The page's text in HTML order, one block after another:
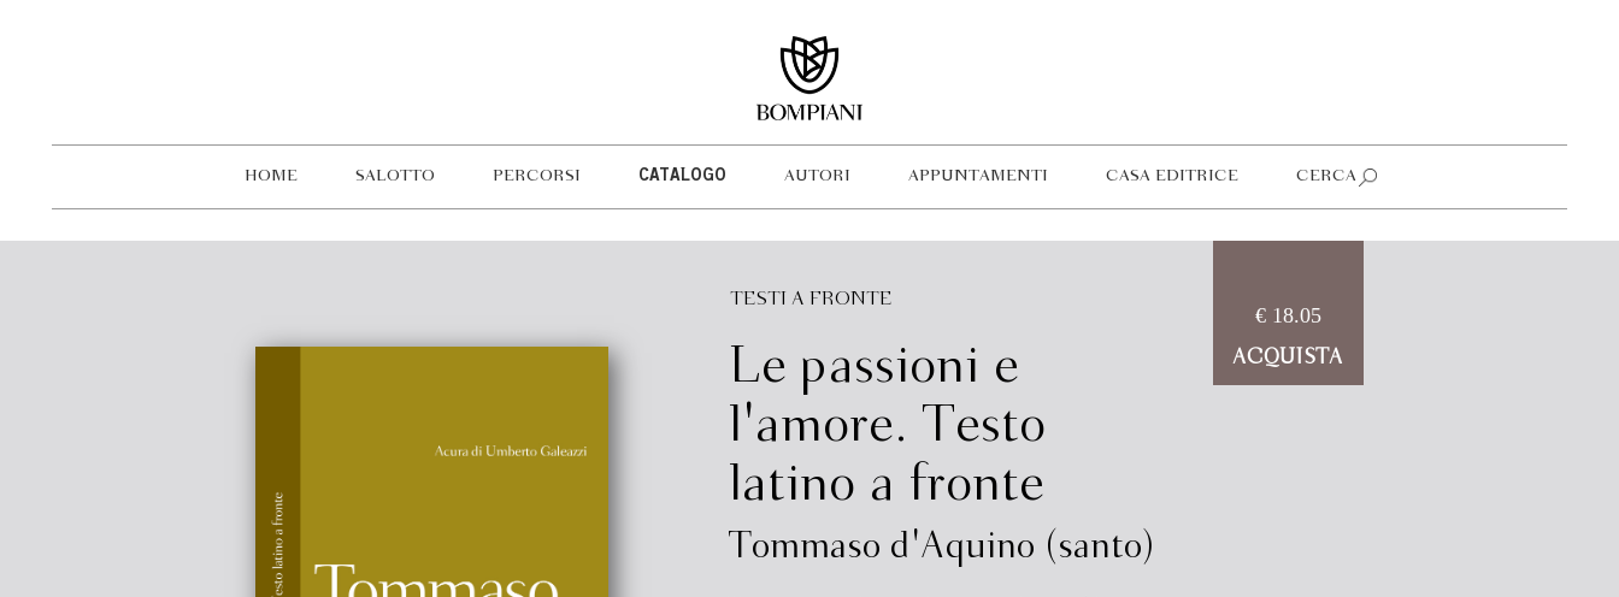
HOME SALOTTO PERCORSI CATALOGO AUTORI APPUNTAMENTI CASA EDITRICE CERCA
TESTI A FRONTE
Le passioni e
l'amore. Testo
latino a fronte
Tommaso d'Aquino (santo)
€ 18.05
ACQUISTA